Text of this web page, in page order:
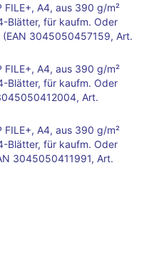
A4, aus 390 g/m²
Blätter, für kaufm. Oder
3045050457159, Art.
A4, aus 390 g/m²
Blätter, für kaufm. Oder
Art.
A4, aus 390 g/m²
Blätter, für kaufm. Oder
3045050411991, Art.